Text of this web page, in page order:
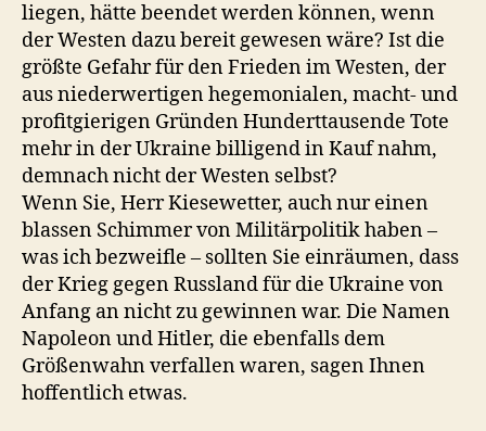
liegen, hätte beendet werden können, wenn
der Westen dazu bereit gewesen wäre? Ist die
größte Gefahr für den Frieden im Westen, der
aus niederwertigen hegemonialen, macht- und
profitgierigen Gründen Hunderttausende Tote
mehr in der Ukraine billigend in Kauf nahm,
demnach nicht der Westen selbst?
Wenn Sie, Herr Kiesewetter, auch nur einen
blassen Schimmer von Militärpolitik haben –
was ich bezweifle – sollten Sie einräumen, dass
der Krieg gegen Russland für die Ukraine von
Anfang an nicht zu gewinnen war. Die Namen
Napoleon und Hitler, die ebenfalls dem
Größenwahn verfallen waren, sagen Ihnen
hoffentlich etwas.